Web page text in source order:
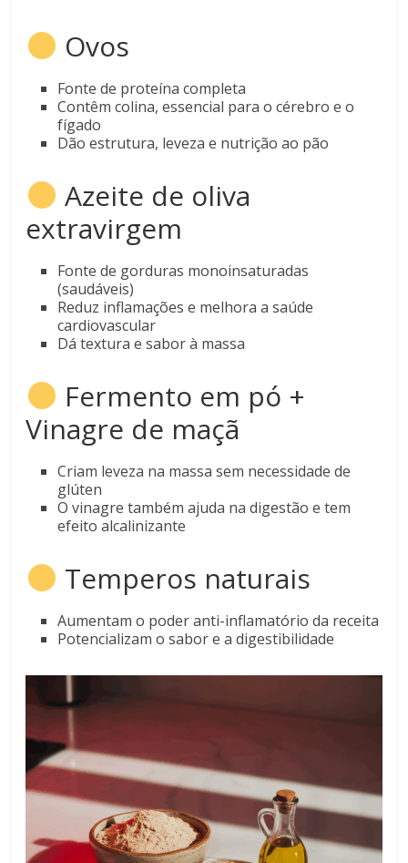
Ovos
Fonte de proteína completa
Contêm colina, essencial para o cérebro e o
fígado
Dão estrutura, leveza e nutrição ao pão
Azeite de oliva
extravirgem
Fonte de gorduras monoinsaturadas
(saudáveis)
Reduz inflamações e melhora a saúde
cardiovascular
Dá textura e sabor à massa
Fermento em pó +
Vinagre de maçã
Criam leveza na massa sem necessidade de
glúten
O vinagre também ajuda na digestão e tem
efeito alcalinizante
Temperos naturais
Aumentam o poder anti-inflamatório da receita
Potencializam o sabor e a digestibilidade